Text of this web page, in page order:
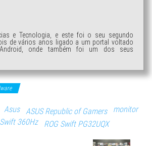
e Tecnologia, e este foi o seu segundo
de vários anos ligado a um portal voltado
onde também foi um dos seus
Asus ASUS Republic of Gamers
monitor
360Hz ROG Swift PG32UQX